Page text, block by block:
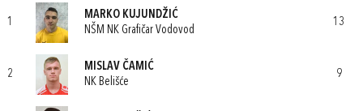
1
MARKO KUJUNDŽIĆ
NŠM NK Grafičar Vodovod
13
2
MISLAV ČAMIĆ
NK Belišće
9